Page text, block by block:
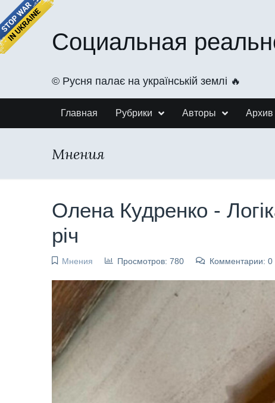
Социальная
©️ Русня палає на українській землі 🔥
Главная Рубрики Авторы Архив
Мнения
Олена Кудренко -
річ
Мнения Просмотров: 780 Комментарии: 0